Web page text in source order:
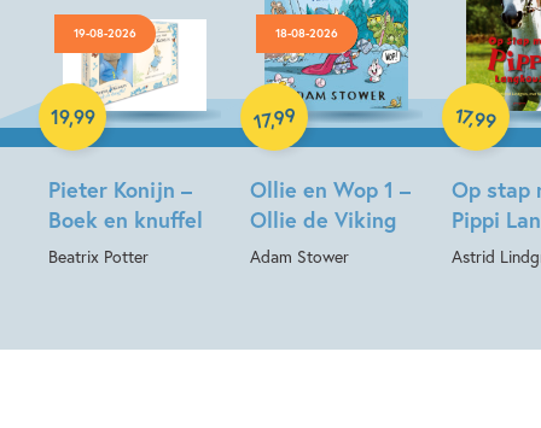
19-08-2026
Pieter Konijn –
Boek en knuffel
Beatrix Potter
19,99
Hardcover
18-08-2026
Ollie en Wop 1 –
Ollie de Viking
Adam Stower
17,99
Hardcover
Op stap
Pippi
Astrid
17,99
Hardcover